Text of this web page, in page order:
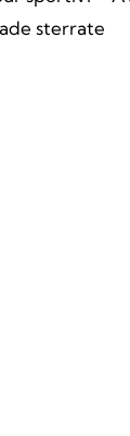
sterrate